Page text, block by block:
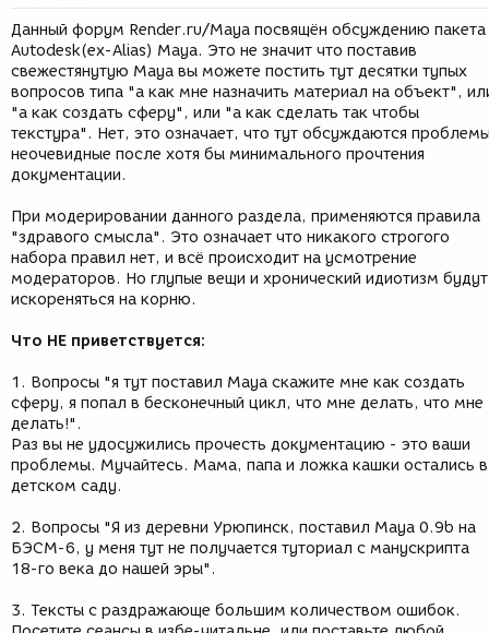
и
я
Данный форум Render.ru/Maya посвящён обсуждению пакета
Autodesk(ex-Alias) Maya. Это не значит что поставив
свежестянутую Maya вы можете постить тут десятки тупых
вопросов типа "а как мне назначить материал на объект",
"а как создать сферу", или "а как сделать так чтобы
текстура". Нет, это означает, что тут обсуждаются
неочевидные после хотя бы минимального прочтения
документации.
При модерировании данного раздела, применяются правила
"здравого смысла". Это означает что никакого строгого
набора правил нет, и всё происходит на усмотрение
модераторов. Но глупые вещи и хронический идиотизм будут
искореняться на корню.
Что НЕ приветствуется:
1. Вопросы "я тут поставил Maya скажите мне как создать
сферу, я попал в бесконечный цикл, что мне делать, что мне
делать!".
Раз вы не удосужились прочесть документацию - это ваши
проблемы. Мучайтесь. Мама, папа и ложка кашки остались в
детском саду.
2. Вопросы "Я из деревни Урюпинск, поставил Maya 0.9b на
БЭСМ-6, у меня тут не получается туториал с манускрипта
18-го века до нашей эры".
3. Тексты с раздражающе большим количеством ошибок.